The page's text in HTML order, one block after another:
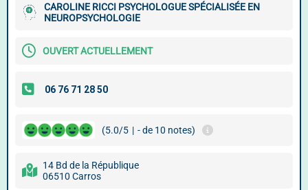
CAROLINE RICCI PSYCHOLOGUE SPÉCIALISÉE EN
NEUROPSYCHOLOGIE
OUVERT ACTUELLEMENT
(5.0/5 | - de 10 notes)
14 Bd de la République
06510 Carros